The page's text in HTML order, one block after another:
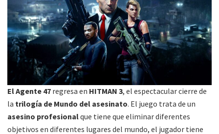
El Agente 47 regresa en HITMAN 3, el espectacular cierre de
la trilogía de Mundo del asesinato. El juego trata de un
asesino profesionalque tiene que eliminar diferentes
objetivos en diferentes lugares del mundo, el jugador tiene